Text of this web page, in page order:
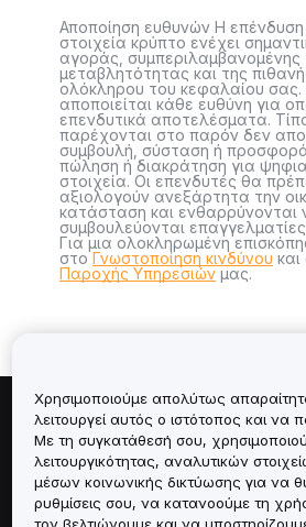
Αποποίηση ευθυνών Η επένδυση
στοιχεία κρύπτο ενέχει
αγοράς, συμπεριλαμβανομένης
μεταβλητότητας και της
ολόκληρου του κεφαλαίου σας.
αποποιείται κάθε ευθύνη για
επενδυτικά αποτελέσματα.
παρέχονται στο παρόν δεν
συμβουλή, σύσταση ή
πώληση ή διακράτηση για
στοιχεία. Οι επενδυτές θα
αξιολογούν ανεξάρτητα την
κατάσταση και ενθαρρύνονται
συμβουλεύονται
Για μια ολοκληρωμένη
στοΓνωστοποίηση κινδύνου
Παροχής Υπηρεσιών μας.
Πληροφορίες για
Υπηρεσίες
Χρησιμοποιούμε απολύτως
λειτουργεί αυτός ο ιστότοπος και να
Με τη συγκατάθεσή σου,
λειτουργικότητας, αναλυτικών
μέσων κοινωνικής δικτύωσης για να
ρυθμίσεις σου, να κατανοούμε τη